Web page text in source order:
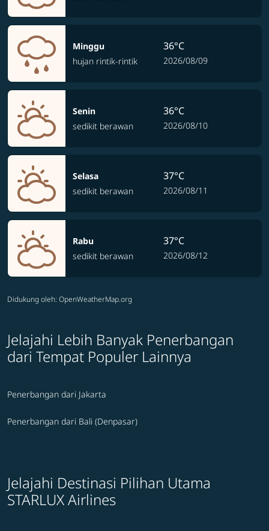
Minggu
hujan rintik-rintik
36°C
2026/08/09
Senin
sedikit berawan
36°C
2026/08/10
Selasa
sedikit berawan
37°C
2026/08/11
Rabu
sedikit berawan
37°C
2026/08/12
Didukung oleh: OpenWeatherMap.org
Jelajahi Lebih Banyak Penerbangan
dari Tempat Populer Lainnya
Penerbangan dari Jakarta
Penerbangan dari Bali (Denpasar)
Jelajahi Destinasi Pilihan Utama
STARLUX Airlines